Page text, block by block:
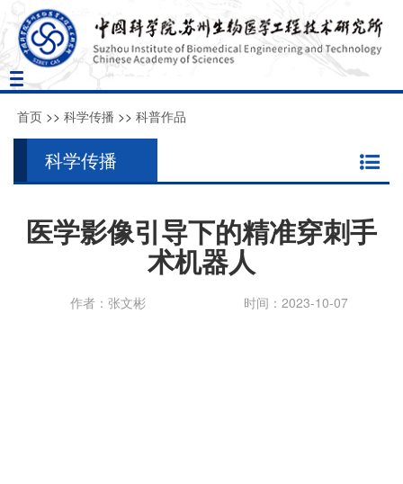
Toggle
navigation
首页 >> 科学传播 >> 科普作品
科学传播
医学影像引导下的精准穿刺手
术机器人
作者：张文彬 时间：2023-10-07